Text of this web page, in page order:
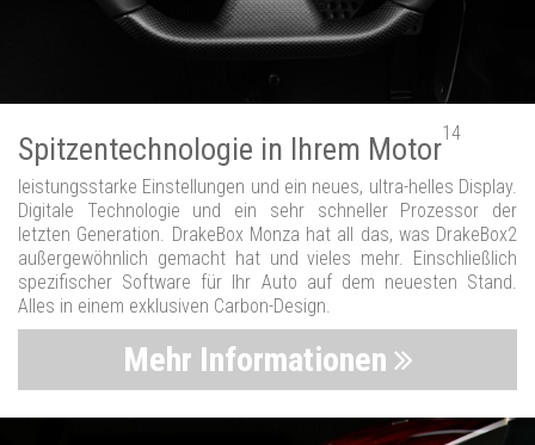
Spitzentechnologie in Ihrem Motor14
leistungsstarke Einstellungen und ein neues, ultra-helles Display.
Digitale Technologie und ein sehr schneller Prozessor der
letzten Generation. DrakeBox Monza hat all das, was DrakeBox2
außergewöhnlich gemacht hat und vieles mehr. Einschließlich
spezifischer Software für Ihr Auto auf dem neuesten Stand.
Alles in einem exklusiven Carbon-Design.
Mehr Informationen